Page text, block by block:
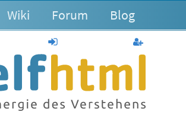
Wiki Forum Blog
anmelden